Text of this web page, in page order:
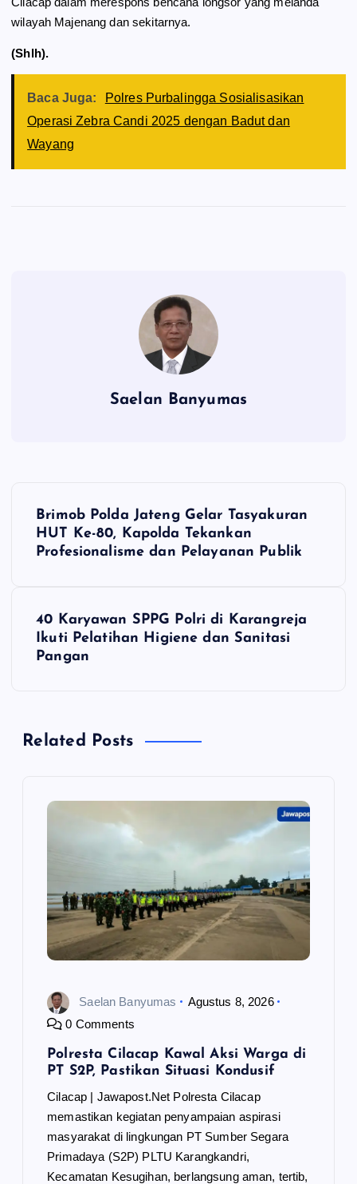
wilayah Majenang dan sekitarnya.
(Shlh).
Baca Juga:
Polres Purbalingga Sosialisasikan
Operasi Zebra Candi 2025 dengan Badut dan
Wayang
Saelan Banyumas
N
s
Brimob Polda Jateng Gelar Tasyakuran
HUT Ke-80, Kapolda Tekankan
Profesionalisme dan Pelayanan Publik
40 Karyawan SPPG Polri di Karangreja
Ikuti Pelatihan Higiene dan Sanitasi
Pangan
Related Posts
Saelan Banyumas
Agustus 8, 2026
0 Comments
Polresta Cilacap Kawal Aksi Warga di
PT S2P, Pastikan Situasi Kondusif
Cilacap | Jawapost.Net Polresta Cilacap
memastikan kegiatan penyampaian aspirasi
masyarakat di lingkungan PT Sumber Segara
Primadaya (S2P) PLTU Karangkandri,
Kecamatan Kesugihan, berlangsung aman, tertib,